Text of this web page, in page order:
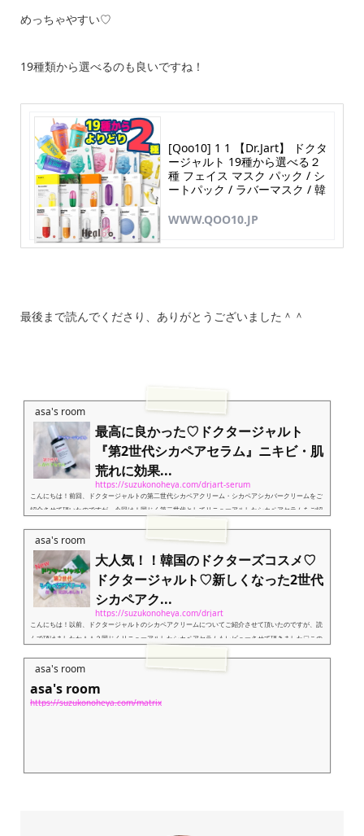
めっちゃやすい♡
19種類から選べるのも良いですね！
[Qoo10] 1 1 【Dr.Jart】 ドクタ
ージャルト 19種から選べる２
種 フェイス マスク パック / シ
ートパック / ラバーマスク / 韓
WWW.QOO10.JP
最後まで読んでくださり、ありがとうございました＾＾
asa's room
最高に良かった♡ドクタージャルト
『第2世代シカペアセラム』ニキビ・肌
荒れに効果...
https://suzukonoheya.com/drjart-serum
こんにちは！前回、ドクタージャルトの第二世代シカペアクリーム・シカペアシカバークリームをご
紹介させて頂いたのですが、今回は！同じく第二世代としてリニューアルしたシカペアセラムをご紹
介したいと思います＾＾成分が大きく増量したのでみなさん期待大ですよね♡しっかりレビューして
いきたいと思います！ドクタージャルト シカペアセラムマデカッソシド含有量100倍UP！！マデカ
ッソシドとは...若返りのハーブと言われている薬用植物。皮膚の再生促進作用などがあり、ひどい肌
荒れや敏感肌対策に有効。 ・セリン：皮膚内水分を...
asa's room
大人気！！韓国のドクターズコスメ♡
ドクタージャルト♡新しくなった2世代
シカペアク...
https://suzukonoheya.com/drjart
こんにちは！以前、ドクタージャルトのシカペアクリームについてご紹介させて頂いたのですが、読
んで頂けましたか＾＾？同じくリニューアルしたシカペアセラムもレビューさせて頂きました♡この
記事を書いた時、ドクタージャルトの人気がかなり高かったのですが、最近になってまた人気が急上
昇してきましたね♡その理由は、一番人気のシカペアクリームが2世代としてリニューアルしたこ
ています＾＾今回は、私の愛用しているシカペアクリーム...
asa's room
asa's room
https://suzukonoheya.com/matrix